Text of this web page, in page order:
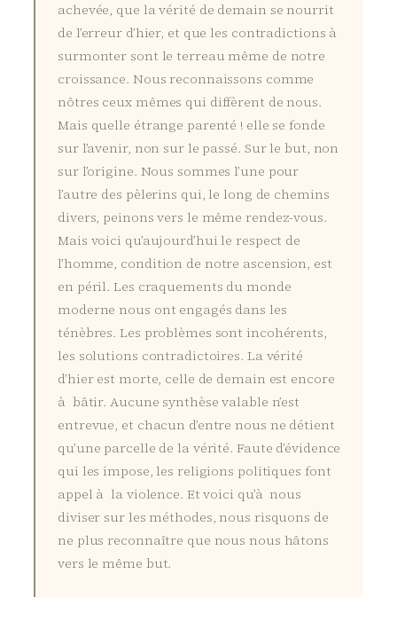
achevée, que la vérité de demain se nourrit
de l’erreur d’hier, et que les contradictions à
surmonter sont le terreau même de notre
croissance. Nous reconnaissons comme
nôtres ceux mêmes qui diffèrent de nous.
Mais quelle étrange parenté ! elle se fonde
sur l’avenir, non sur le passé. Sur le but, non
sur l’origine. Nous sommes l’une pour
l’autre des pèlerins qui, le long de chemins
divers, peinons vers le même rendez-vous.
Mais voici qu’aujourd’hui le respect de
l’homme, condition de notre ascension, est
en péril. Les craquements du monde
moderne nous ont engagés dans les
ténèbres. Les problèmes sont incohérents,
les solutions contradictoires. La vérité
d’hier est morte, celle de demain est encore
à bâtir. Aucune synthèse valable n’est
entrevue, et chacun d’entre nous ne détient
qu’une parcelle de la vérité. Faute d’évidence
qui les impose, les religions politiques font
appel à la violence. Et voici qu’à nous
diviser sur les méthodes, nous risquons de
ne plus reconnaître que nous nous hâtons
vers le même but.